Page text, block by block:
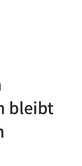
bleibt